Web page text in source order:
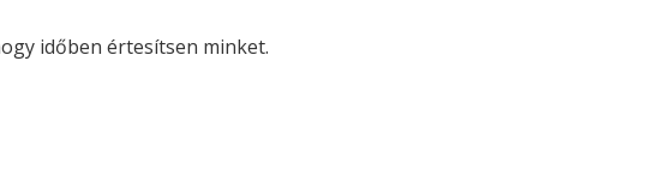
időben értesítsen minket.